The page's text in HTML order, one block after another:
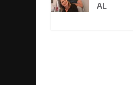
AL